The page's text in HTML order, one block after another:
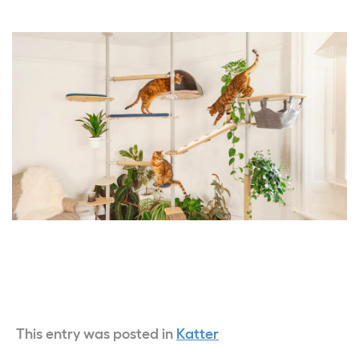
This entry was posted in Katter